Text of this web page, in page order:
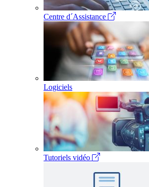
Centre d´Assistance
Logiciels
Tutoriels vidéo